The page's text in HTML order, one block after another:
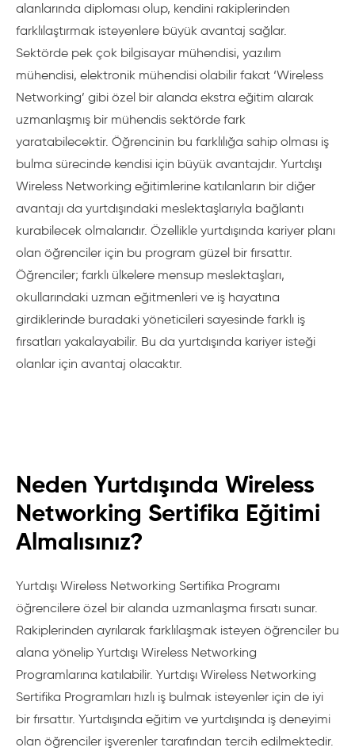
alanlarında diploması olup, kendini rakiplerinden
farklılaştırmak isteyenlere büyük avantaj sağlar.
Sektörde pek çok bilgisayar mühendisi, yazılım
mühendisi, elektronik mühendisi olabilir fakat ‘Wireless
Networking’ gibi özel bir alanda ekstra eğitim alarak
uzmanlaşmış bir mühendis sektörde fark
yaratabilecektir. Öğrencinin bu farklılığa sahip olması iş
bulma sürecinde kendisi için büyük avantajdır. Yurtdışı
Wireless Networking eğitimlerine katılanların bir diğer
avantajı da yurtdışındaki meslektaşlarıyla bağlantı
kurabilecek olmalarıdır. Özellikle yurtdışında kariyer planı
olan öğrenciler için bu program güzel bir fırsattır.
Öğrenciler; farklı ülkelere mensup meslektaşları,
okullarındaki uzman eğitmenleri ve iş hayatına
girdiklerinde buradaki yöneticileri sayesinde farklı iş
fırsatları yakalayabilir. Bu da yurtdışında kariyer isteği
olanlar için avantaj olacaktır.
Neden Yurtdışında Wireless
Networking Sertifika Eğitimi
Almalısınız?
Yurtdışı Wireless Networking Sertifika Programı
öğrencilere özel bir alanda uzmanlaşma fırsatı sunar.
Rakiplerinden ayrılarak farklılaşmak isteyen öğrenciler bu
alana yönelip Yurtdışı Wireless Networking
Programlarına katılabilir. Yurtdışı Wireless Networking
Sertifika Programları hızlı iş bulmak isteyenler için de iyi
bir fırsattır. Yurtdışında eğitim ve yurtdışında iş deneyimi
olan öğrenciler işverenler tarafından tercih edilmektedir.